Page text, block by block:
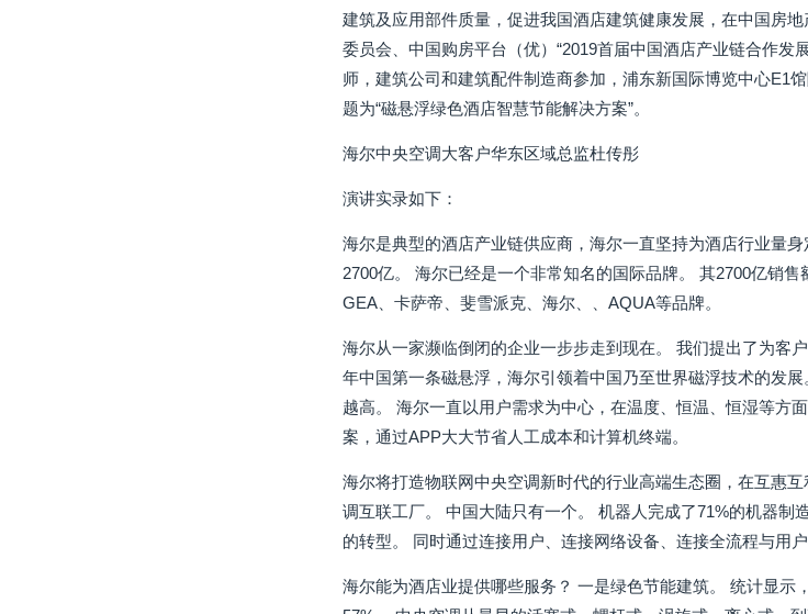
建筑及应用部件质量，促进我国酒店建筑健康发展，在中国房
委员会、中国购房平台（优）“2019首届中国酒店产业链合作
师，建筑公司和建筑配件制造商参加，浦东新国际博览中心E1
题为“磁悬浮绿色酒店智慧节能解决方案”。
海尔中央空调大客户华东区域总监杜传彤
演讲实录如下：
海尔是典型的酒店产业链供应商，海尔一直坚持为酒店行业量
2700亿。 海尔已经是一个非常知名的国际品牌。 其2700亿销
GEA、卡萨帝、斐雪派克、海尔、、AQUA等品牌。
海尔从一家濒临倒闭的企业一步步走到现在。 我们提出了为客
年中国第一条磁悬浮，海尔引领着中国乃至世界磁浮技术的发
越高。 海尔一直以用户需求为中心，在温度、恒温、恒湿等方
案，通过APP大大节省人工成本和计算机终端。
海尔将打造物联网中央空调新时代的行业高端生态圈，在互惠
调互联工厂。 中国大陆只有一个。 机器人完成了71%的机器
的转型。 同时通过连接用户、连接网络设备、连接全流程与用
海尔能为酒店业提供哪些服务？ 一是绿色节能建筑。 统计显示